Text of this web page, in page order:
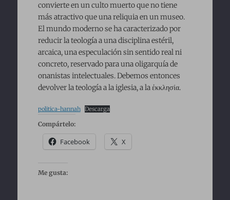
convierte en un culto muerto que no tiene
más atractivo que una reliquia en un museo.
El mundo moderno se ha caracterizado por
reducir la teología a una disciplina estéril,
arcaica, una especulación sin sentido real ni
concreto, reservado para una oligarquía de
onanistas intelectuales. Debemos entonces
devolver la teología a la iglesia, a la ἐκκλησία.
politica-hannah Descarga
Compártelo:
Facebook X
Me gusta: